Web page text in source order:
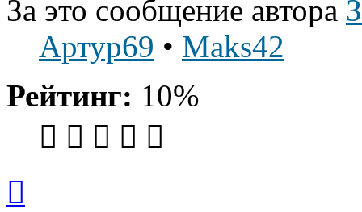
За это сообщение автора
Артур69 • Maks42
Рейтинг: 10%
началу